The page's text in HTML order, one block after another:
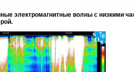
электромагнитные волны с низкими